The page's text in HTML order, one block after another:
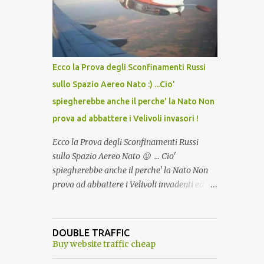
lo scopo della temperatura? Qualcuno a suo
tempo ribattezzo' il Vaccino come: l' Amaro
del Capo, era "spettacolare Ghiacciato, ma
andava bene anche, a Temperatura
Ambiente"! Riproponiamo l'articolo per NON
Ecco la Prova degli Sconfinamenti Russi
sullo Spazio Aereo Nato :) ...Cio'
spiegherebbe anche il perche' la Nato Non
prova ad abbattere i Velivoli invasori !
Ecco la Prova degli Sconfinamenti Russi
sullo Spazio Aereo Nato 😛 ... Cio'
spiegherebbe anche il perche' la Nato Non
prova ad abbattere i Velivoli invadenti ed
alcuna notizia di un'invasione dello spazio
aereo NATO da parte di un robot chiamato
DOUBLE TRAFFIC
Buy website traffic cheap